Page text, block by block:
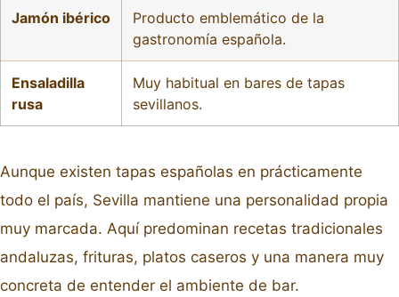
Jamón ibérico
Producto emblemático de la
gastronomía española.
Ensaladilla
rusa
Muy habitual en bares de tapas
sevillanos.
Aunque existen tapas españolas en prácticamente
todo el país, Sevilla mantiene una personalidad propia
muy marcada. Aquí predominan recetas tradicionales
andaluzas, frituras, platos caseros y una manera muy
concreta de entender el ambiente de bar.